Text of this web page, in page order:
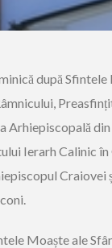
după
Ierarh Calinic
Moaște ale